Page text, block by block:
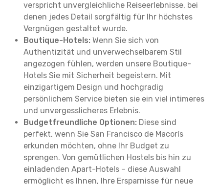
verspricht unvergleichliche Reiseerlebnisse, bei
denen jedes Detail sorgfältig für Ihr höchstes
Vergnügen gestaltet wurde.
Boutique-Hotels: Wenn Sie sich von
Authentizität und unverwechselbarem Stil
angezogen fühlen, werden unsere Boutique-
Hotels Sie mit Sicherheit begeistern. Mit
einzigartigem Design und hochgradig
persönlichem Service bieten sie ein viel intimeres
und unvergesslicheres Erlebnis.
Budgetfreundliche Optionen: Diese sind
perfekt, wenn Sie San Francisco de Macorís
erkunden möchten, ohne Ihr Budget zu
sprengen. Von gemütlichen Hostels bis hin zu
einladenden Apart-Hotels – diese Auswahl
ermöglicht es Ihnen, Ihre Ersparnisse für neue